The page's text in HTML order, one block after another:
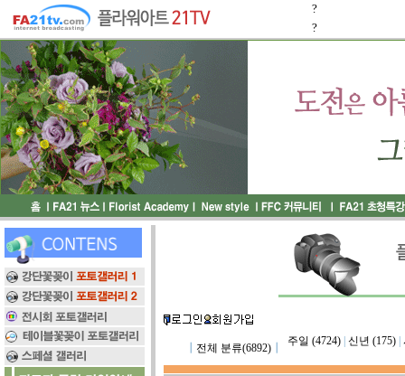
?
?
전체 분류(6892)┃
주일 (4724)| 신년 (175)|